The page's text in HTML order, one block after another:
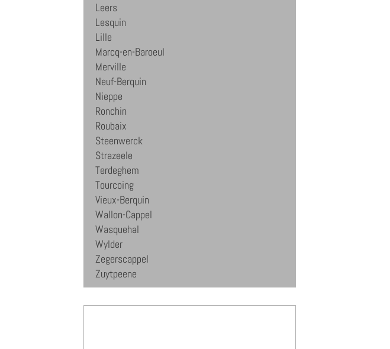
Leers
Lesquin
Lille
Marcq-en-Baroeul
Merville
Neuf-Berquin
Nieppe
Ronchin
Roubaix
Steenwerck
Strazeele
Terdeghem
Tourcoing
Vieux-Berquin
Wallon-Cappel
Wasquehal
Wylder
Zegerscappel
Zuytpeene